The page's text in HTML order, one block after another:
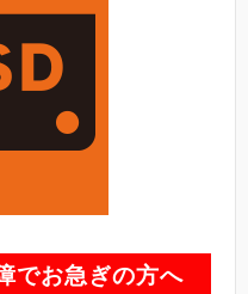
でお急ぎの方へ